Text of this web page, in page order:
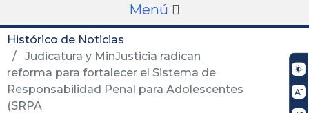
Menú
Histórico de Noticias
Judicatura y MinJusticia radican
reforma para fortalecer el Sistema de
Responsabilidad Penal para Adolescentes
(SRPA